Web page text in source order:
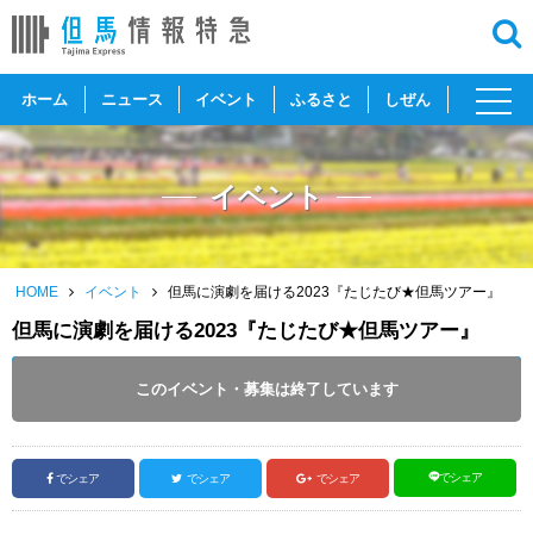
ホーム ニュース イベント ふるさと しぜん
toggle
イベント
HOME イベント 但馬に演劇を届ける2023『たじたび★但馬ツアー』
但馬に演劇を届ける2023『たじたび★但馬ツアー』
このイベント・募集は終了しています
でシェア でシェア でシェア でシェア